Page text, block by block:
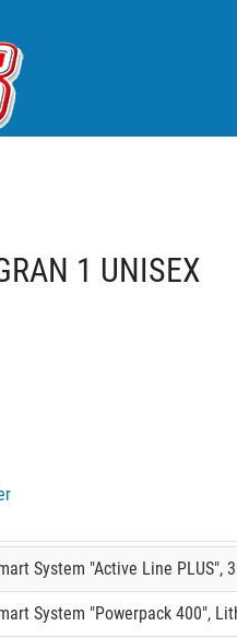
1 UNISEX
System "Active Line PLUS",
System "Powerpack 400",